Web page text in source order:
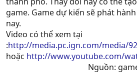
game. Game dự kiến sẽ phát
nay.
Video có thể xem tại
:http://media.pc.ign.com/media/
hoặc http://www.youtube.com/
Nguồn: